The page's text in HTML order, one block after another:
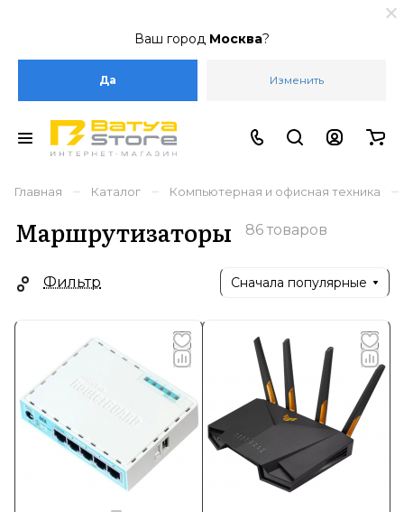
Ваш город Москва?
Да Изменить
Главная – Каталог – Компьютерная и офисная техника –
Маршрутизаторы 86 товаров
Фильтр Сначала популярные